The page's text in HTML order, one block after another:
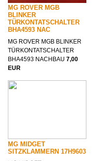
MG ROVER MGB
BLINKER
TÜRKONTATSCHALTER
BHA4593 NAC
MG ROVER MGB BLINKER
TÜRKONTATSCHALTER
BHA4593 NACHBAU 7,00
EUR
MG MIDGET
SITZKLAMMERN 17H9603